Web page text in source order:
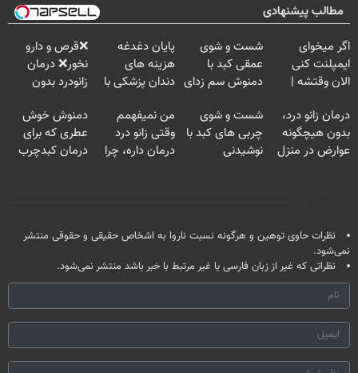
مطالب پیشنهادی
اگر میخوای
ایمپلنت کنی
الان وقتشه |
میلیون تومان!!!
شست و شوی
عمقی کبد با
دمنوش سم زدای
پایان دغدغه
هزینه های
دندان پزشکی با
خانگی
❌قرص‌ و دارو
نخور❌ درمان
زانودرد بدون
درمان زانو درد،
بدون هیچگونه
عوارض در منزل
شست و شوی
چربی های کبد با
نوشیدنی
من نمیفهمم
وقتی زانو درد
درمان داره، چرا
دمنوش خوش
عطری که برای
درمان کبدچرب
نظرات حاوی توهین و هرگونه نسبت ناروا به اشخاص حقیقی و حقوقی منتشر
نمی‌شود.
نظراتی که غیر از زبان فارسی یا غیر مرتبط با خبر باشد منتشر نمی‌شود.